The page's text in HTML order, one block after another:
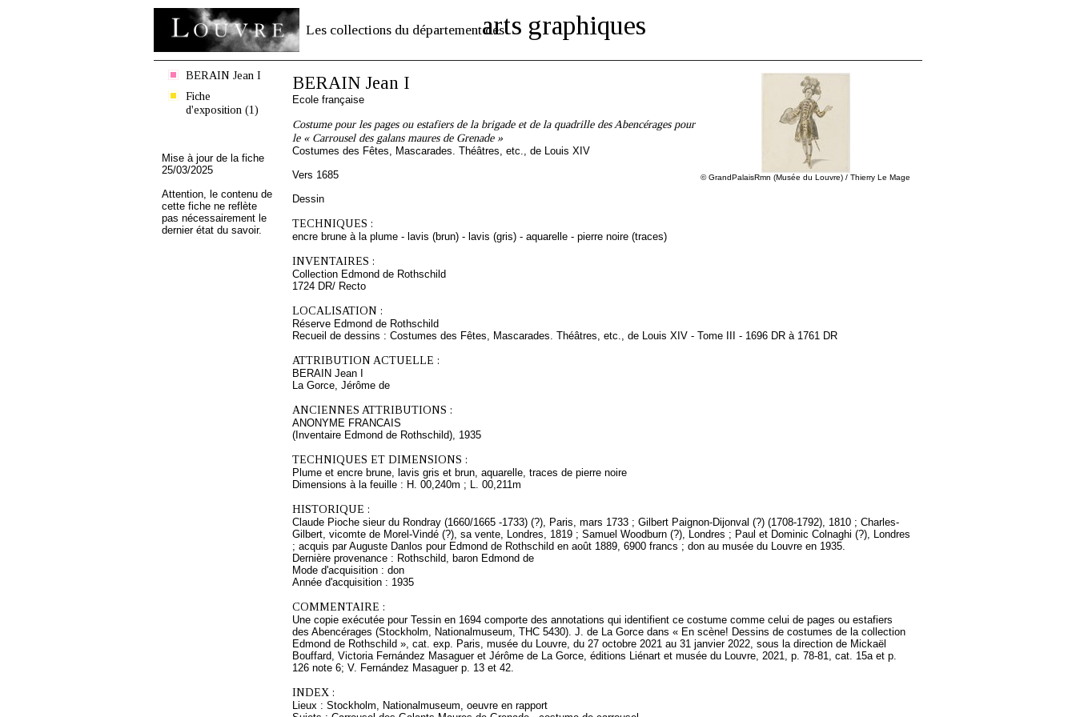
Les collections du département desarts graphiques
BERAIN Jean I
Fiche
d'exposition (1)
Mise à jour de la fiche
25/03/2025
Attention, le contenu de
cette fiche ne reflète
pas nécessairement le
dernier état du savoir.
© GrandPalaisRmn (Musée du Louvre) / Thierry Le Mage
BERAIN Jean I
Ecole française
Costume pour les pages ou estafiers de la brigade et de la quadrille des Abencérages pour
le « Carrousel des galans maures de Grenade »
Costumes des Fêtes, Mascarades. Théâtres, etc., de Louis XIV
Vers 1685
Dessin
TECHNIQUES :
encre brune à la plume - lavis (brun) - lavis (gris) - aquarelle - pierre noire (traces)
INVENTAIRES :
Collection Edmond de Rothschild
1724 DR/ Recto
LOCALISATION :
Réserve Edmond de Rothschild
Recueil de dessins : Costumes des Fêtes, Mascarades. Théâtres, etc., de Louis XIV - Tome III - 1696 DR à 1761 DR
ATTRIBUTION ACTUELLE :
BERAIN Jean I
La Gorce, Jérôme de
ANCIENNES ATTRIBUTIONS :
ANONYME FRANCAIS
(Inventaire Edmond de Rothschild), 1935
TECHNIQUES ET DIMENSIONS :
Plume et encre brune, lavis gris et brun, aquarelle, traces de pierre noire
Dimensions à la feuille : H. 00,240m ; L. 00,211m
HISTORIQUE :
Claude Pioche sieur du Rondray (1660/1665 -1733) (?), Paris, mars 1733 ; Gilbert Paignon-Dijonval (?) (1708-1792), 1810 ; Charles-
Gilbert, vicomte de Morel-Vindé (?), sa vente, Londres, 1819 ; Samuel Woodburn (?), Londres ; Paul et Dominic Colnaghi (?), Londres
; acquis par Auguste Danlos pour Edmond de Rothschild en août 1889, 6900 francs ; don au musée du Louvre en 1935.
Dernière provenance : Rothschild, baron Edmond de
Mode d'acquisition : don
Année d'acquisition : 1935
COMMENTAIRE :
Une copie exécutée pour Tessin en 1694 comporte des annotations qui identifient ce costume comme celui de pages ou estafiers
des Abencérages (Stockholm, Nationalmuseum, THC 5430). J. de La Gorce dans « En scène! Dessins de costumes de la collection
Edmond de Rothschild », cat. exp. Paris, musée du Louvre, du 27 octobre 2021 au 31 janvier 2022, sous la direction de Mickaël
Bouffard, Victoria Fernández Masaguer et Jérôme de La Gorce, éditions Liénart et musée du Louvre, 2021, p. 78-81, cat. 15a et p.
126 note 6; V. Fernández Masaguer p. 13 et 42.
INDEX :
Lieux : Stockholm, Nationalmuseum, oeuvre en rapport